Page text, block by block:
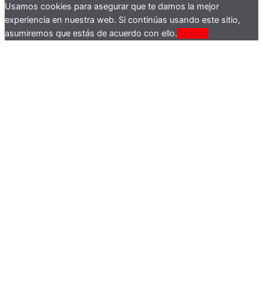
Usamos cookies para asegurar que te damos la mejor
experiencia en nuestra web. Si continúas usando este sitio,
asumiremos que estás de acuerdo con ello.Aceptar